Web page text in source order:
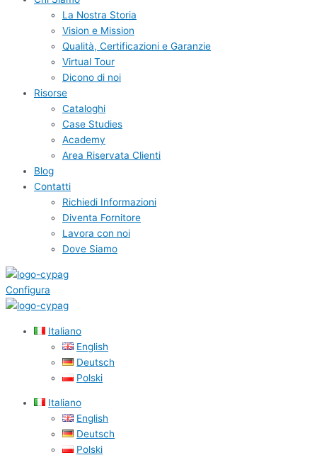
La Nostra Storia
Vision e Mission
Qualità, Certificazioni e Garanzie
Virtual Tour
Dicono di noi
Risorse
Cataloghi
Case Studies
Academy
Area Riservata Clienti
Blog
Contatti
Richiedi Informazioni
Diventa Fornitore
Lavora con noi
Dove Siamo
Configura
Italiano
English
Deutsch
Polski
Italiano
English
Deutsch
Polski